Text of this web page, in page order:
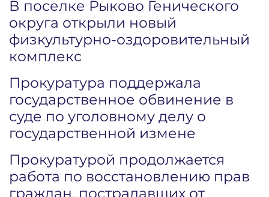
В поселке Рыково Генического
округа открыли новый
физкультурно-оздоровительный
комплекс
Прокуратура поддержала
государственное обвинение в
суде по уголовному делу о
государственной измене
Прокуратурой продолжается
работа по восстановлению прав
граждан, пострадавших от